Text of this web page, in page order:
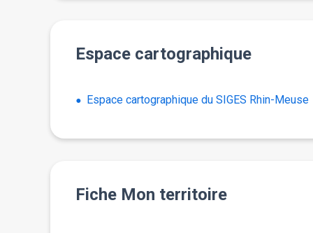
Espace cartographique
Espace cartographique du SIGES Rhin-Meuse
Fiche Mon territoire